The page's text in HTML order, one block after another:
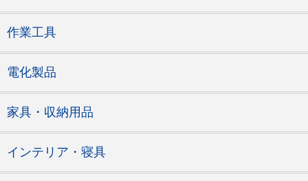
作業工具
電化製品
家具・収納用品
インテリア・寝具